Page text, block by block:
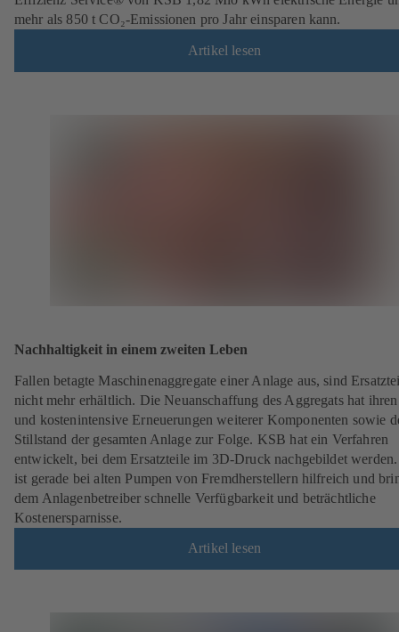
mehr als 850 t CO₂-Emissionen pro Jahr einsparen kann.
Artikel lesen
Nachhaltigkeit in einem zweiten Leben
Fallen betagte Maschinenaggregate einer Anlage aus, sind
nicht mehr erhältlich. Die Neuanschaffung des Aggregats hat
und kostenintensive Erneuerungen weiterer Komponenten sowie
Stillstand der gesamten Anlage zur Folge. KSB hat ein Verfahren
entwickelt, bei dem Ersatzteile im 3D-Druck nachgebildet
ist gerade bei alten Pumpen von Fremdherstellern hilfreich und
dem Anlagenbetreiber schnelle Verfügbarkeit und beträchtliche
Kostenersparnisse.
Artikel lesen